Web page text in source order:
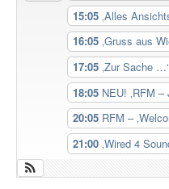
15:05 ‚Alles
16:05 ‚Gruss aus
17:05 ‚Zur Sache
18:05 NEU! ‚RFM
20:05 RFM –
21:00 ‚Wired 4